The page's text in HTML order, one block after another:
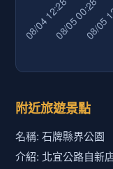
附近旅遊景點
名稱: 石牌縣界公園
介紹: 北宜公路自新